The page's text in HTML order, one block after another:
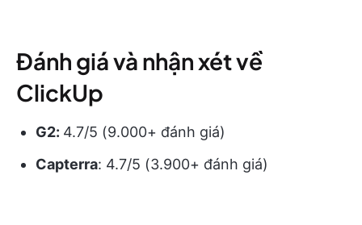
Đánh giá và nhận xét về
ClickUp
G2: 4.7/5 (9.000+ đánh giá)
Capterra: 4.7/5 (3.900+ đánh giá)